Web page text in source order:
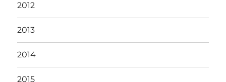
2012
2013
2014
2015